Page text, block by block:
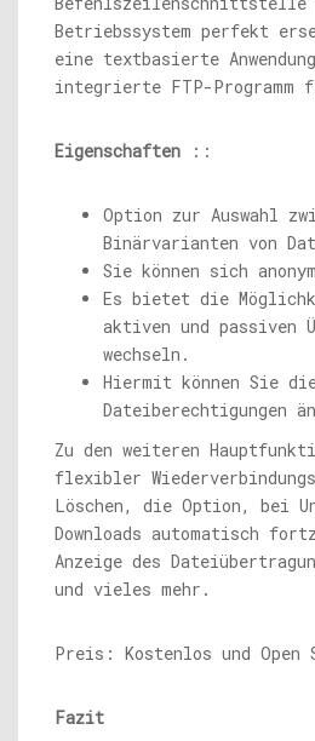
Betriebssystem perfekt
eine textbasierte
integrierte FTP-Programm
Eigenschaften ::
Option zur Auswahl
Binärvarianten von
Sie können sich
Es bietet die
aktiven und passiven
wechseln.
Hiermit können Sie
Dateiberechtigungen
Zu den weiteren
flexibler
Löschen, die Option, bei
Downloads automatisch
Anzeige des
und vieles mehr.
Preis: Kostenlos und Open
Fazit